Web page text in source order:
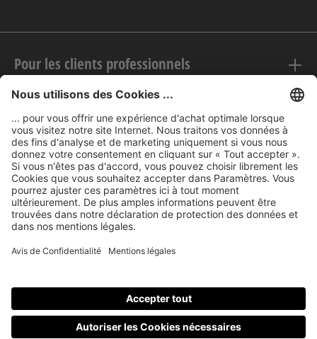
Pour les clients professionnels
Mentions légales
nubert sur le web
Modes de paiement
Tous les prix incluent la TVA, plus les fraisd'expédition